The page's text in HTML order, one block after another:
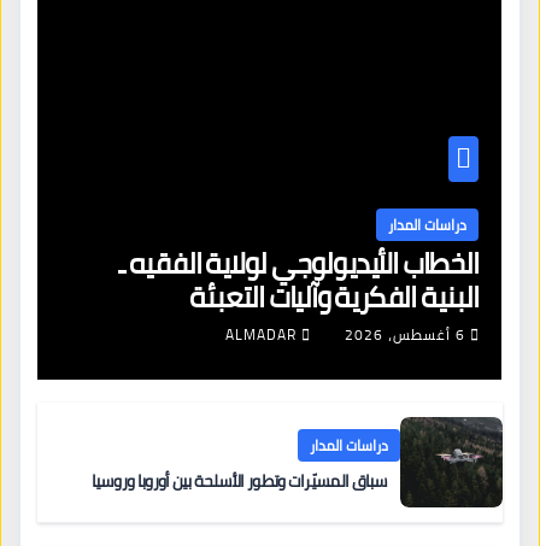
دراسات المدار
الخطاب الأيديولوجي لولاية الفقيه ـ
البنية الفكرية وآليات التعبئة
6 أغسطس، 2026 ALMADAR
دراسات المدار
سباق المسيّرات وتطور الأسلحة بين أوروبا وروسيا